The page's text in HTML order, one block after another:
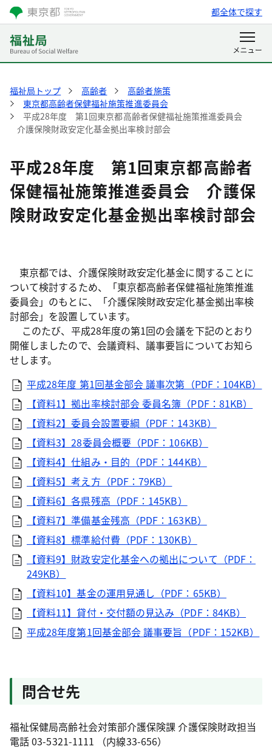
都全体で探す
福祉局トップ 高齢者
高齢者施策
東京都高齢者保健福祉施策推進委員会
平成28年度 第1回東京都高齢者保健福祉施策推進委員会
介護保険財政安定化基金拠出率検討部会
平成28年度 第1回東京都高齢者
保健福祉施策推進委員会 介護保
険財政安定化基金拠出率検討部会
東京都では、介護保険財政安定化基金に関することに
ついて検討するため、「東京都高齢者保健福祉施策推進
委員会」のもとに、「介護保険財政安定化基金拠出率検
討部会」を設置しています。
このたび、平成28年度の第1回の会議を下記のとおり
開催しましたので、会議資料、議事要旨についてお知ら
せします。
平成28年度 第1回基金部会 議事次第（PDF：104KB）
【資料1】拠出率検討部会 委員名簿（PDF：81KB）
【資料2】委員会設置要綱（PDF：143KB）
【資料3】28委員会概要（PDF：106KB）
【資料4】仕組み・目的（PDF：144KB）
【資料5】考え方（PDF：79KB）
【資料6】各県残高（PDF：145KB）
【資料7】準備基金残高（PDF：163KB）
【資料8】標準給付費（PDF：130KB）
【資料9】財政安定化基金への拠出について（PDF：
249KB）
【資料10】基金の運用見通し（PDF：65KB）
【資料11】貸付・交付額の見込み（PDF：84KB）
平成28年度第1回基金部会 議事要旨（PDF：152KB）
問合せ先
福祉保健局高齢社会対策部介護保険課 介護保険財政担当
電話 03-5321-1111 （内線33-656）